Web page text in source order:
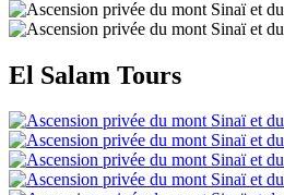
El Salam Tours